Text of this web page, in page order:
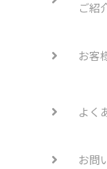
ご紹
お客
よく
お問